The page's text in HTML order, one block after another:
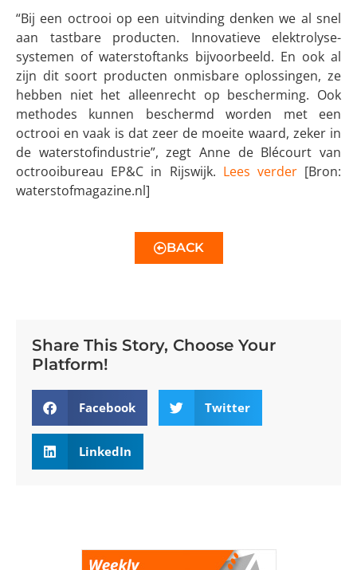
“Bij een octrooi op een uitvinding denken we al snel
aan tastbare producten. Innovatieve elektrolyse-
systemen of waterstoftanks bijvoorbeeld. En ook al
zijn dit soort producten onmisbare oplossingen, ze
hebben niet het alleenrecht op bescherming. Ook
methodes kunnen beschermd worden met een
octrooi en vaak is dat zeer de moeite waard, zeker in
de waterstofindustrie”, zegt Anne de Blécourt van
octrooibureau EP&C in Rijswijk. Lees verder[Bron:
waterstofmagazine.nl]
BACK
Share This Story, Choose Your
Platform!
Facebook Twitter
LinkedIn